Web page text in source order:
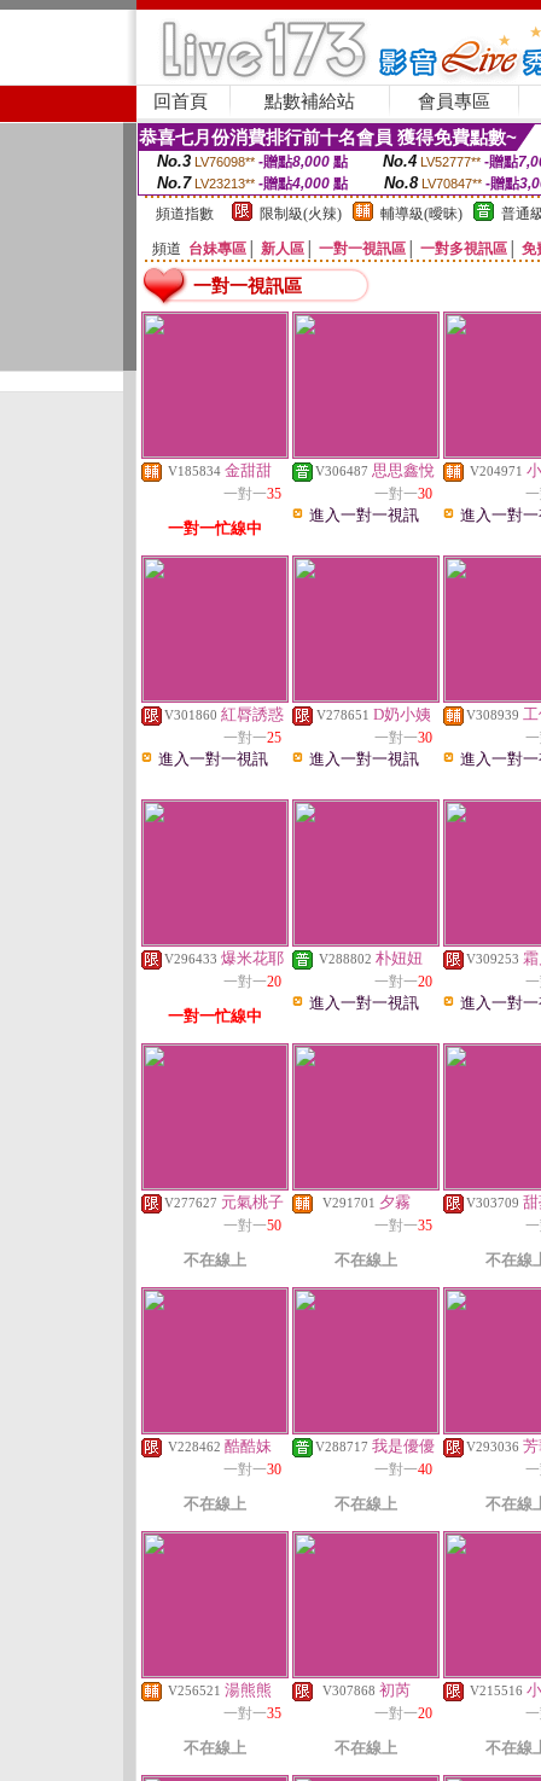
回首頁 點數補給站 會員專區
恭喜七月份消費排行前十名會員 獲得免費點數~
No.3 LV76098** -贈點8,000點 No.4 LV52777** -贈點
No.7 LV23213** -贈點4,000 點 No.8 LV70847** -贈點
頻道指數
限制級(火辣) 輔導級(曖昧) 普通
頻道 台妹專區 新人區 一對一視訊區 一對多視訊區 免
一對一視訊區
V185834 金甜甜
一對一35
一對一忙線中
V306487 思思鑫悅
一對一30
進入一對一視訊
V204971
進入一對
V301860 紅脣誘惑
一對一25
進入一對一視訊
V278651 D奶小姨
一對一30
進入一對一視訊
V308939
進入一對
V296433 爆米花耶
一對一20
一對一忙線中
V288802 朴妞妞
一對一20
進入一對一視訊
V309253
進入一對
V277627 元氣桃子
一對一50
不在線上
V291701 夕霧
一對一35
不在線上
V303709
不在線
V228462 酷酷妹
一對一30
不在線上
V288717 我是優優
一對一40
不在線上
V293036
不在線
V256521 湯熊熊
一對一35
不在線上
V307868 初芮
一對一20
不在線上
V215516
不在線